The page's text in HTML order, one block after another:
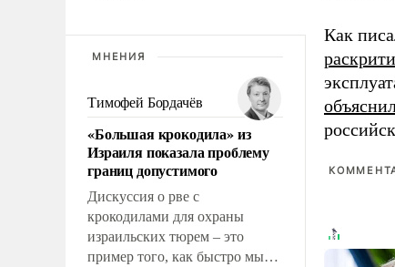
МНЕНИЯ
Тимофей Бордачёв
«Большая крокодила» из
Израиля показала проблему
границ допустимого
Дискуссия о рве с
крокодилами для охраны
израильских тюрем – это
пример того, как быстро мы
Как